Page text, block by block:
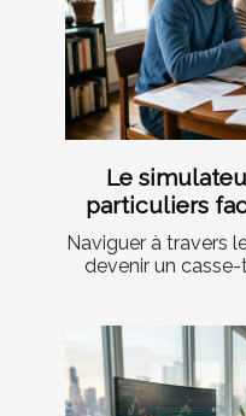
Le
particuliers
Naviguer à travers
devenir un